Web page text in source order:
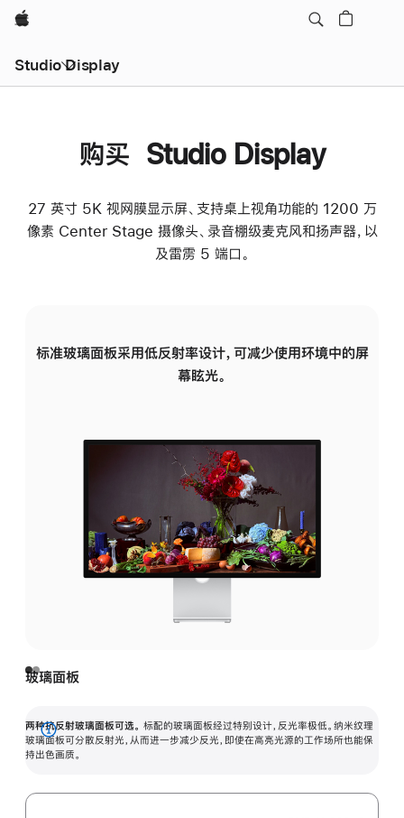
Apple
Studio Display
购买 Studio Display
27 英寸 5K 视网膜显示屏、支持桌上视角功能的 1200 万
像素 Center Stage 摄像头、录音棚级麦克风和扬声器，以
及雷雳 5 端口。
标准玻璃面板采用低反射率设计，可减少使用环境中的屏
幕眩光。
玻璃面板
两种抗反射玻璃面板可选。 标配的玻璃面板经过特别设计，反光率极低。纳米纹理
玻璃面板可分散反射光，从而进一步减少反光，即使在高亮光源的工作场所也能保
持出色画质。
展
开